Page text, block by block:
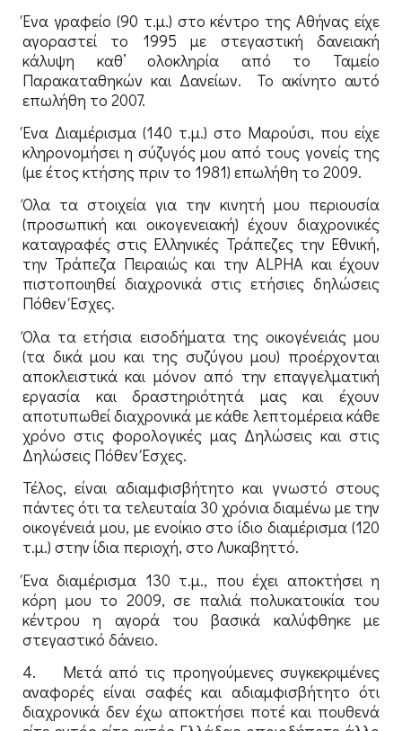
Ένα γραφείο (90 τ.μ.) στο κέντρο της Αθήνας είχε
αγοραστεί το 1995 με στεγαστική δανειακή
κάλυψη καθ’ ολοκληρία από το Ταμείο
Παρακαταθηκών και Δανείων. Το ακίνητο αυτό
επωλήθη το 2007.
Ένα Διαμέρισμα (140 τ.μ.) στο Μαρούσι, που είχε
κληρονομήσει η σύζυγός μου από τους γονείς της
(με έτος κτήσης πριν το 1981) επωλήθη το 2009.
Όλα τα στοιχεία για την κινητή μου περιουσία
(προσωπική και οικογενειακή) έχουν διαχρονικές
καταγραφές στις Ελληνικές Τράπεζες την Εθνική,
την Τράπεζα Πειραιώς και την ALPHA και έχουν
πιστοποιηθεί διαχρονικά στις ετήσιες δηλώσεις
Πόθεν Έσχες.
Όλα τα ετήσια εισοδήματα της οικογένειάς μου
(τα δικά μου και της συζύγου μου) προέρχονται
αποκλειστικά και μόνον από την επαγγελματική
εργασία και δραστηριότητά μας και έχουν
αποτυπωθεί διαχρονικά με κάθε λεπτομέρεια κάθε
χρόνο στις φορολογικές μας Δηλώσεις και στις
Δηλώσεις Πόθεν Έσχες.
Τέλος, είναι αδιαμφισβήτητο και γνωστό στους
πάντες ότι τα τελευταία 30 χρόνια διαμένω με την
οικογένειά μου, με ενοίκιο στο ίδιο διαμέρισμα (120
τ.μ.) στην ίδια περιοχή, στο Λυκαβηττό.
Ένα διαμέρισμα 130 τ.μ., που έχει αποκτήσει η
κόρη μου το 2009, σε παλιά πολυκατοικία του
κέντρου η αγορά του βασικά καλύφθηκε με
στεγαστικό δάνειο.
4. Μετά από τις προηγούμενες συγκεκριμένες
αναφορές είναι σαφές και αδιαμφισβήτητο ότι
διαχρονικά δεν έχω αποκτήσει ποτέ και πουθενά